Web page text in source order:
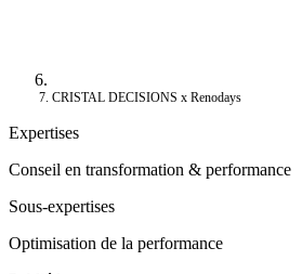
CRISTAL DECISIONS x Renodays
Expertises
Conseil en transformation & performance
Sous-expertises
Optimisation de la performance